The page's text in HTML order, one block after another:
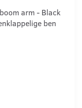
arm - Black
ben